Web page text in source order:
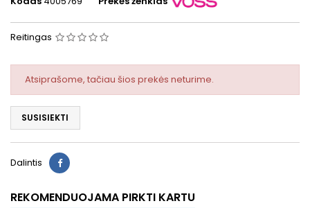
Reitingas
Atsiprašome, tačiau šios prekės neturime.
SUSISIEKTI
Dalintis
REKOMENDUOJAMA PIRKTI KARTU